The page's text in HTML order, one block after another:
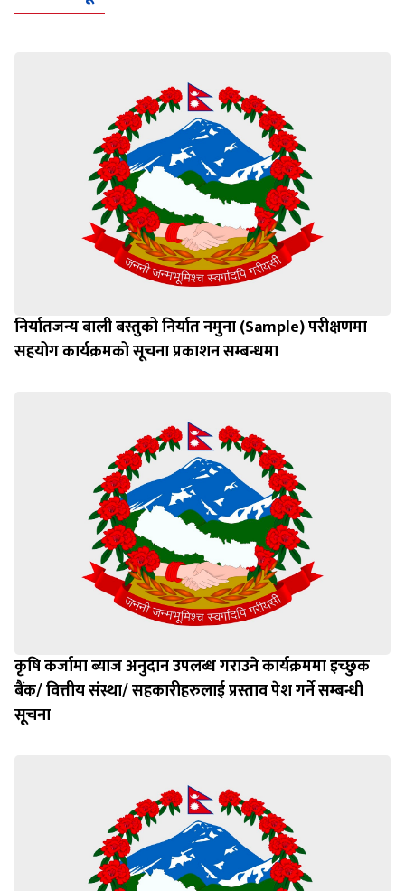
निर्यातजन्य बाली बस्तुको निर्यात नमुना (Sample) परीक्षणमा
सहयोग कार्यक्रमको सूचना प्रकाशन सम्बन्धमा
कृषि कर्जामा ब्याज अनुदान उपलब्ध गराउने कार्यक्रममा इच्छुक
बैंक/ वित्तीय संस्था/ सहकारीहरुलाई प्रस्ताव पेश गर्ने सम्बन्धी
सूचना